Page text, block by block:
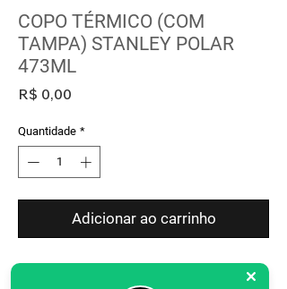
COPO TÉRMICO (COM
TAMPA) STANLEY POLAR
473ML
R$ 0,00
Quantidade *
Adicionar ao carrinho